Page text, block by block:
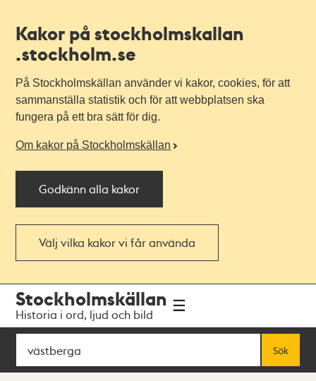
Kakor på stockholmskallan
.stockholm.se
På Stockholmskällan använder vi kakor, cookies, för att
sammanställa statistik och för att webbplatsen ska
fungera på ett bra sätt för dig.
Om kakor på Stockholmskällan
Godkänn alla kakor
Välj vilka kakor vi får använda
navigationen
huvudinnehållet
Stockholmskällan
Historia i ord, ljud och bild
Sök
Sök